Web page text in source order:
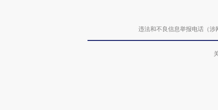
违法和不良信息举报电话（